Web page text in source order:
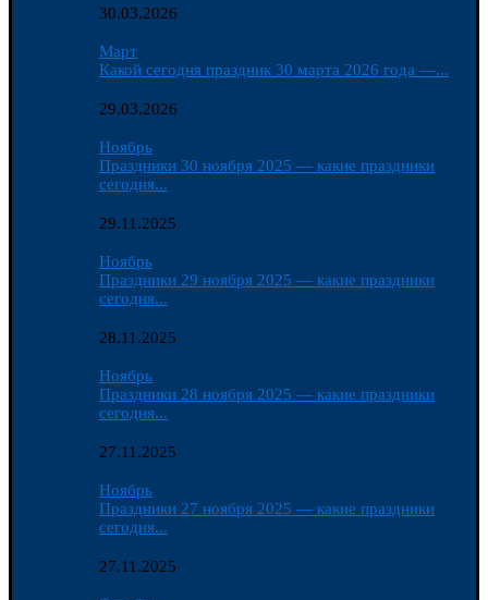
30.03.2026
Март
Какой сегодня праздник 30 марта 2026 года —...
29.03.2026
Ноябрь
Праздники 30 ноября 2025 — какие праздники
сегодня...
29.11.2025
Ноябрь
Праздники 29 ноября 2025 — какие праздники
сегодня...
28.11.2025
Ноябрь
Праздники 28 ноября 2025 — какие праздники
сегодня...
27.11.2025
Ноябрь
Праздники 27 ноября 2025 — какие праздники
сегодня...
27.11.2025